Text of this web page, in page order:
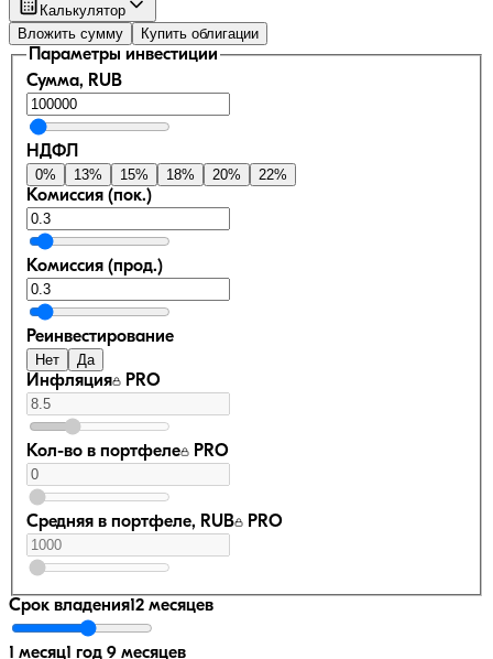
Калькулятор
Вложить сумму
Купить облигации
Параметры инвестиции
Сумма, RUB
НДФЛ
0% 13% 15% 18% 20% 22%
Комиссия (пок.)
Комиссия (прод.)
Реинвестирование
Нет Да
Инфляция PRO
Кол-во в портфеле PRO
Средняя в портфеле, RUB PRO
Срок владения12 месяцев
1 месяц1 год 9 месяцев